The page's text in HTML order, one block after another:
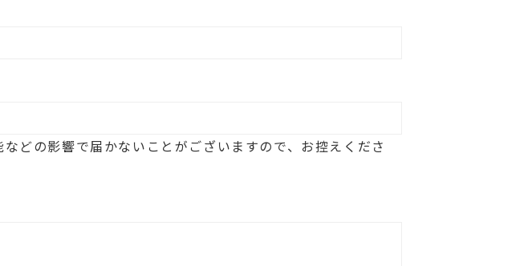
どの影響で届かないことがございますので、お控えくださ